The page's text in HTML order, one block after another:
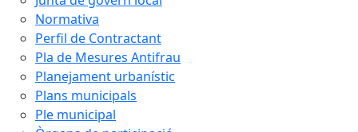
Normativa
Perfil de Contractant
Pla de Mesures Antifrau
Planejament urbanístic
Plans municipals
Ple municipal